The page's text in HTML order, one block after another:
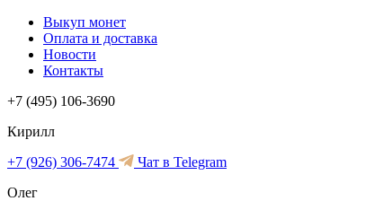
Выкуп монет
Оплата и доставка
Новости
Контакты
+7 (495) 106-3690
Кирилл
+7 (926) 306-7474
Чат в Telegram
Олег